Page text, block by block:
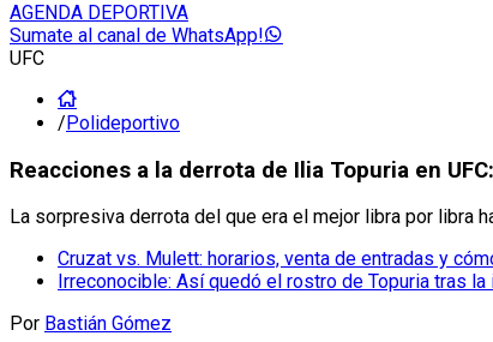
AGENDA DEPORTIVA
Sumate al canal de WhatsApp!
UFC
/Polideportivo
Reacciones a la derrota de Ilia Topuria en
La sorpresiva derrota del que era el mejor libra por libra
Cruzat vs. Mulett: horarios, venta de entradas y
Irreconocible: Así quedó el rostro de Topuria tras
Por Bastián Gómez